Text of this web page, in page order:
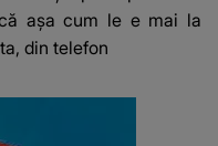
așa cum le e mai la
din telefon